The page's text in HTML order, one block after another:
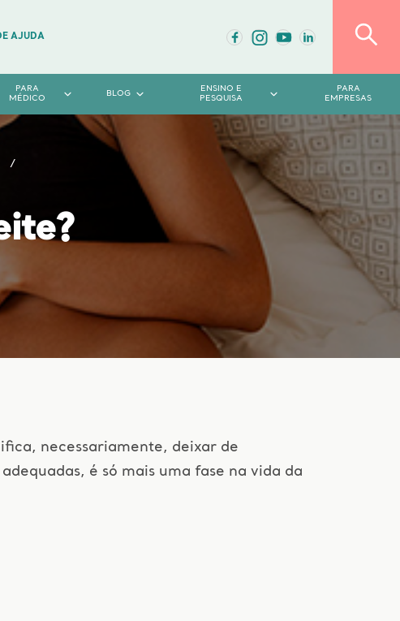
AJUDA
PARA
MÉDICO
BLOG
ENSINO E
PESQUISA
PARA
EMPRESAS
necessariamente, deixar de
é só mais uma fase na vida da